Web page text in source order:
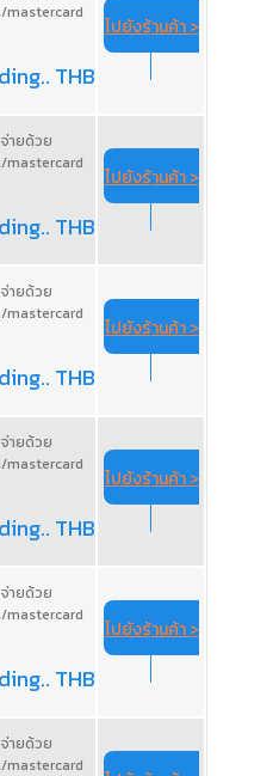
mastercard
THB
ไปยังร้านค้า >
จ่ายด้วย
mastercard
THB
ไปยังร้านค้า >
จ่ายด้วย
mastercard
THB
ไปยังร้านค้า >
จ่ายด้วย
mastercard
THB
ไปยังร้านค้า >
จ่ายด้วย
mastercard
THB
ไปยังร้านค้า >
จ่ายด้วย
mastercard